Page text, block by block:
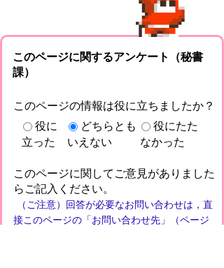
このページに関するアンケート（秘書
課）
このページの情報は役に立ちましたか？
役に
立った
どちらとも
いえない
役にたた
なかった
このページに関してご意見がありました
らご記入ください。
（ご注意）回答が必要なお問い合わせは，直
接このページの「お問い合わせ先」（ページ